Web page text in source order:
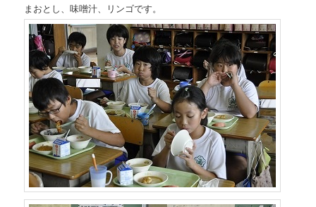
まおとし、味噌汁、リンゴです。